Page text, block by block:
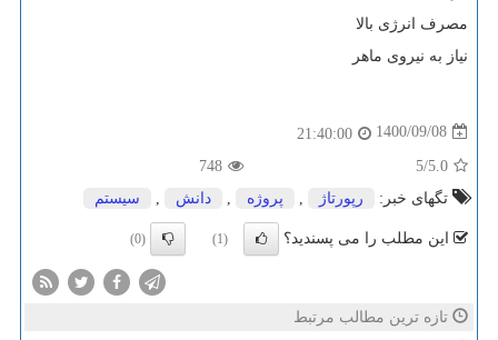
مصرف انرژی بالا
نیاز به نیروی ماهر
1400/09/08
21:40:00
5.0
/5
748
تگهای خبر:
رپورتاژ پروژه دانش سیستم
این مطلب را می پسندید؟ (1)
(0)
تازه ترین مطالب مرتبط